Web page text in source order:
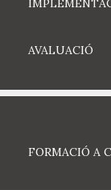
AVALUACIÓ
FORMACIÓ A